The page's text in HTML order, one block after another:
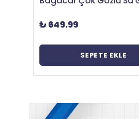
18 ₺ 863.89
SEPETE EKLE